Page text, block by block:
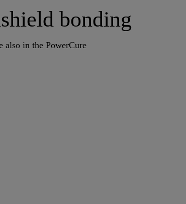
bonding
also in the PowerCure